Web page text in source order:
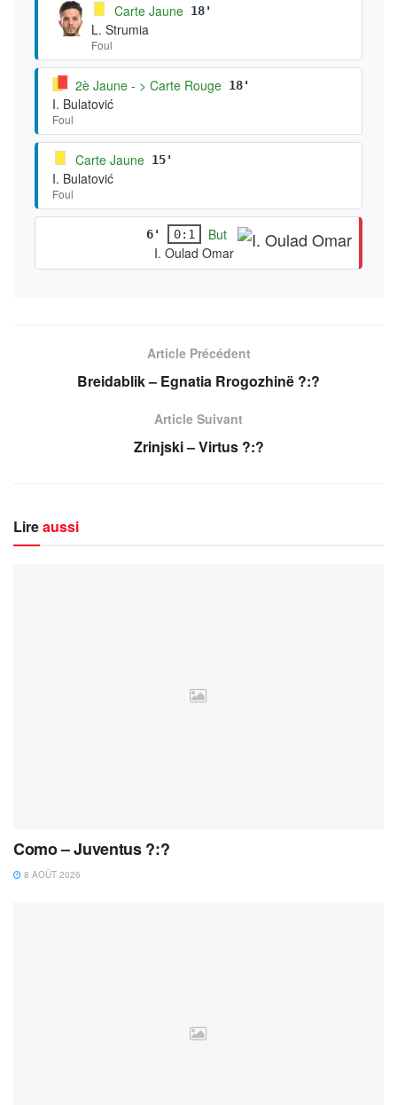
Carte Jaune 18'
L. Strumia
Foul
2è Jaune - > Carte Rouge 18'
I. Bulatović
Foul
Carte Jaune 15'
I. Bulatović
Foul
6' 0:1
But
I. Oulad Omar
Article Précédent
Breidablik – Egnatia Rrogozhinë ?:?
Article Suivant
Zrinjski – Virtus ?:?
Lireaussi
Como – Juventus ?:?
8 AOÛT 2026